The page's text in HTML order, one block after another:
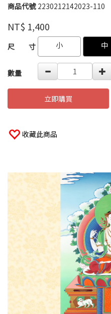
商品代號 2230212142023-110
2230212142023-
品牌
德
NT$ 1,400
GOODS000000000000000855256
尺 寸 小 中
數量
立即購買
收藏此商品